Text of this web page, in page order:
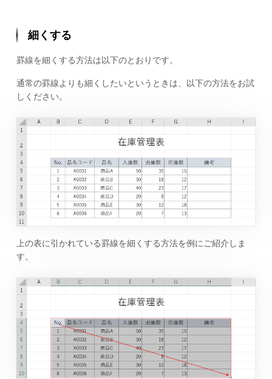
細くする
罫線を細くする方法は以下のとおりです。
通常の罫線よりも細くしたいというときは、以下の方法をお試
しください。
上の表に引かれている罫線を細くする方法を例にご紹介しま
す。